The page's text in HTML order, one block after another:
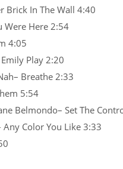
Brick In The Wall 4:40
Were Here 2:54
4:05
Play 2:20
Breathe 2:33
5:54
Belmondo– Set The
Any Color You Like 3:33